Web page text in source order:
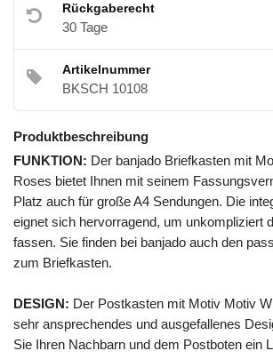
Rückgaberecht
30 Tage
Artikelnummer
BKSCH 10108
Produktbeschreibung
FUNKTION: Der banjado Briefkasten mit
Roses bietet Ihnen mit seinem
Platz auch für große A4 Sendungen. Die
eignet sich hervorragend, um unkompliziert
fassen. Sie finden bei banjado auch den
zum Briefkasten.
DESIGN: Der Postkasten mit Motiv Motiv
sehr ansprechendes und ausgefallenes
Sie Ihren Nachbarn und dem Postboten ein